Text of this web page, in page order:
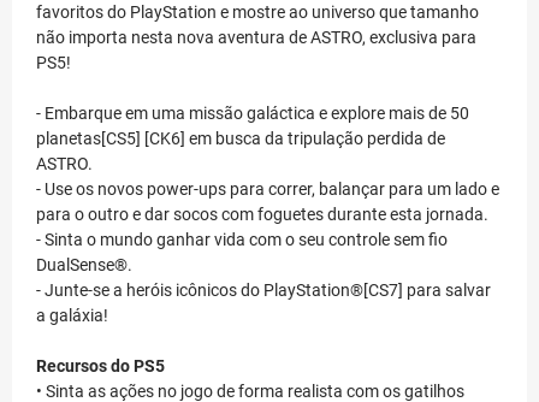
favoritos do PlayStation e mostre ao universo que tamanho
não importa nesta nova aventura de ASTRO, exclusiva para
PS5!
- Embarque em uma missão galáctica e explore mais de 50
planetas[CS5] [CK6] em busca da tripulação perdida de
ASTRO.
- Use os novos power-ups para correr, balançar para um lado e
para o outro e dar socos com foguetes durante esta jornada.
- Sinta o mundo ganhar vida com o seu controle sem fio
DualSense®.
- Junte-se a heróis icônicos do PlayStation®[CS7] para salvar
a galáxia!
Recursos do PS5
• Sinta as ações no jogo de forma realista com os gatilhos